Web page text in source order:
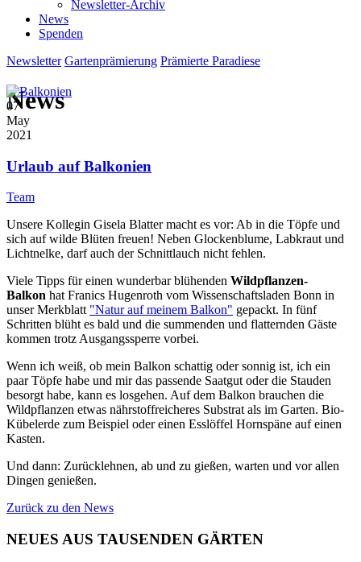
Newsletter-Archiv
News
Spenden
Newsletter Gartenprämierung Prämierte Paradiese
News
07
May
2021
Urlaub auf Balkonien
Team
Unsere Kollegin Gisela Blatter macht es vor: Ab in die Töpfe und
sich auf wilde Blüten freuen! Neben Glockenblume, Labkraut und
Lichtnelke, darf auch der Schnittlauch nicht fehlen.
Viele Tipps für einen wunderbar blühenden Wildpflanzen-
Balkon hat Franics Hugenroth vom Wissenschaftsladen Bonn in
unser Merkblatt "Natur auf meinem Balkon" gepackt. In fünf
Schritten blüht es bald und die summenden und flatternden Gäste
kommen trotz Ausgangssperre vorbei.
Wenn ich weiß, ob mein Balkon schattig oder sonnig ist, ich ein
paar Töpfe habe und mir das passende Saatgut oder die Stauden
besorgt habe, kann es losgehen. Auf dem Balkon brauchen die
Wildpflanzen etwas nährstoffreicheres Substrat als im Garten. Bio-
Kübelerde zum Beispiel oder einen Esslöffel Hornspäne auf einen
Kasten.
Und dann: Zurücklehnen, ab und zu gießen, warten und vor allen
Dingen genießen.
Zurück zu den News
NEUES AUS TAUSENDEN GÄRTEN